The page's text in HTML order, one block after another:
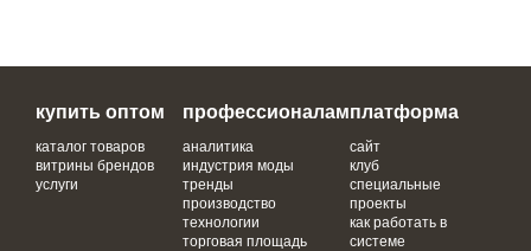
купить оптом
каталог товаров
витрины брендов
услуги
профессионалам
аналитика
индустрия моды
тренды
производство
технологии
торговая площадь
платформа
сайт
клуб
специальные
проекты
как работать в
системе